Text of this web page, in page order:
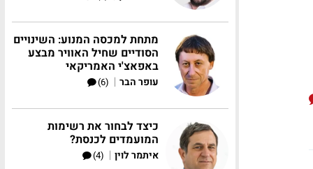
מתחת למכסה המנוע: השינויים
הסודיים שחיל האוויר מבצע
באפאצ'י האמריקאי
עופר הבר |
(6)
כיצד לבחור את רשימות
המועמדים לכנסת?
איתמר לוין |
(4)